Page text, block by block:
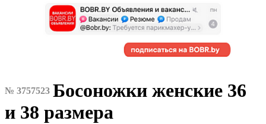
№ 3757523 Босоножки женские 36
и 38 размера